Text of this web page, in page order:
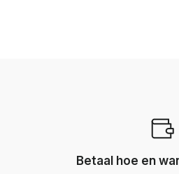
Betaal hoe en